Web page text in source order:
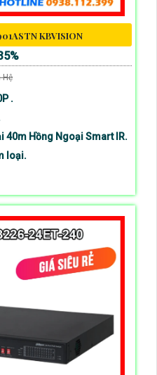
KBVISION
Hệ
.
40m Hồng Ngoại Smart IR.
loại.